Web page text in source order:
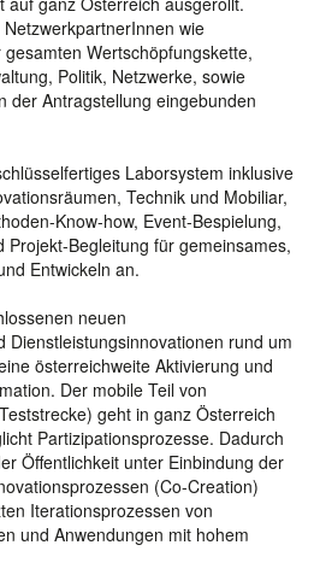
wie
Wertschöpfungskette,
Politik, Netzwerke, sowie
der Antragstellung eingebunden
Laborsystem inklusive
Technik und Mobiliar,
Know-how, Event-Bespielung,
Begleitung für gemeinsames,
Entwickeln an.
neuen
Dienstleistungsinnovationen rund um
österreichweite Aktivierung und
Der mobile Teil von
geht in ganz Österreich
Partizipationsprozesse. Dadurch
Öffentlichkeit unter Einbindung der
(Co-Creation)
Iterationsprozessen von
und Anwendungen mit hohem